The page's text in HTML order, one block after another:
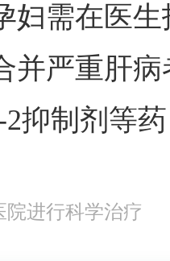
妇需在医生
并严重肝病
抑制剂等药
进行科学治疗